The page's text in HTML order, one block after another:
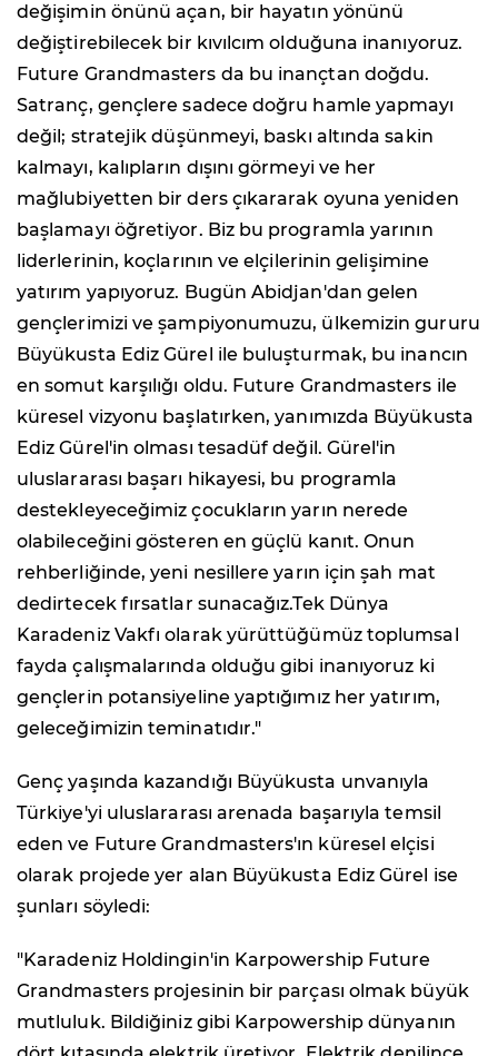
değişimin önünü açan, bir hayatın yönünü
değiştirebilecek bir kıvılcım olduğuna inanıyoruz.
Future Grandmasters da bu inançtan doğdu.
Satranç, gençlere sadece doğru hamle yapmayı
değil; stratejik düşünmeyi, baskı altında sakin
kalmayı, kalıpların dışını görmeyi ve her
mağlubiyetten bir ders çıkararak oyuna yeniden
başlamayı öğretiyor. Biz bu programla yarının
liderlerinin, koçlarının ve elçilerinin gelişimine
yatırım yapıyoruz. Bugün Abidjan'dan gelen
gençlerimizi ve şampiyonumuzu, ülkemizin gururu
Büyükusta Ediz Gürel ile buluşturmak, bu inancın
en somut karşılığı oldu. Future Grandmasters ile
küresel vizyonu başlatırken, yanımızda Büyükusta
Ediz Gürel'in olması tesadüf değil. Gürel'in
uluslararası başarı hikayesi, bu programla
destekleyeceğimiz çocukların yarın nerede
olabileceğini gösteren en güçlü kanıt. Onun
rehberliğinde, yeni nesillere yarın için şah mat
dedirtecek fırsatlar sunacağız.Tek Dünya
Karadeniz Vakfı olarak yürüttüğümüz toplumsal
fayda çalışmalarında olduğu gibi inanıyoruz ki
gençlerin potansiyeline yaptığımız her yatırım,
geleceğimizin teminatıdır."
Genç yaşında kazandığı Büyükusta unvanıyla
Türkiye'yi uluslararası arenada başarıyla temsil
eden ve Future Grandmasters'ın küresel elçisi
olarak projede yer alan Büyükusta Ediz Gürel ise
şunları söyledi:
"Karadeniz Holdingin'in Karpowership Future
Grandmasters projesinin bir parçası olmak büyük
mutluluk. Bildiğiniz gibi Karpowership dünyanın